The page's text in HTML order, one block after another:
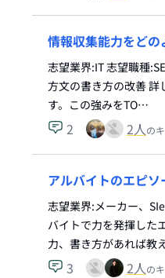
情報収集能力をどの
志望業界:IT 志望職種
方文の書き方の改善 詳
す。この強みをTO…
2 2人の
アルバイトのエピ
志望業界:メーカー、
バイトで力を発揮した
力、書き方があれば教
3 2人の